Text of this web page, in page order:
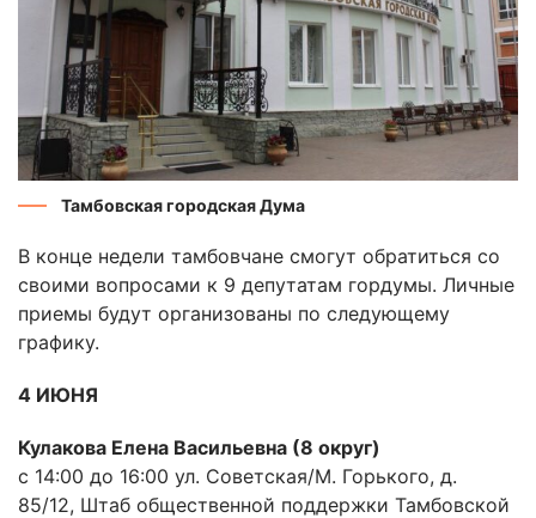
Тамбовская городская Дума
В конце недели тамбовчане смогут обратиться со
своими вопросами к 9 депутатам гордумы. Личные
приемы будут организованы по следующему
графику.
4 ИЮНЯ
Кулакова Елена Васильевна (8 округ)
с 14:00 до 16:00 ул. Советская/М. Горького, д.
85/12, Штаб общественной поддержки Тамбовской